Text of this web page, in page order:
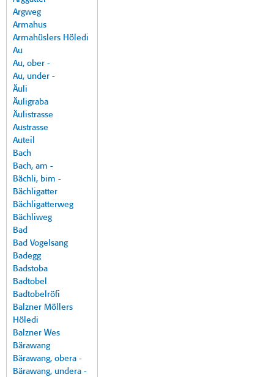
Argweg
Armahus
Armahüslers Höledi
Au
Au, ober -
Au, under -
Äuli
Äuligraba
Äulistrasse
Austrasse
Auteil
Bach
Bach, am -
Bächli, bim -
Bächligatter
Bächligatterweg
Bächliweg
Bad
Bad Vogelsang
Badegg
Badstoba
Badtobel
Badtobelröfi
Balzner Möllers
Höledi
Balzner Wes
Bärawang
Bärawang, obera -
Bärawang, undera -